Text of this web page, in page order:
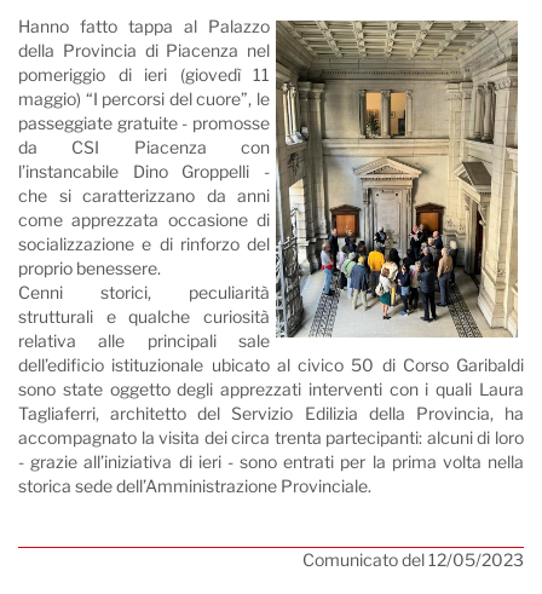
Hanno fatto tappa al Palazzo
della Provincia di Piacenza nel
pomeriggio di ieri (giovedì 11
maggio) “I percorsi del cuore”, le
passeggiate gratuite - promosse
da CSI Piacenza con
l’instancabile Dino Groppelli -
che si caratterizzano da anni
come apprezzata occasione di
socializzazione e di rinforzo del
proprio benessere.
Cenni storici, peculiarità
strutturali e qualche curiosità
relativa alle principali sale
dell’edificio istituzionale ubicato al civico 50 di Corso Garibaldi
sono state oggetto degli apprezzati interventi con i quali Laura
Tagliaferri, architetto del Servizio Edilizia della Provincia, ha
accompagnato la visita dei circa trenta partecipanti: alcuni di loro
- grazie all’iniziativa di ieri - sono entrati per la prima volta nella
storica sede dell’Amministrazione Provinciale.
Comunicato del 12/05/2023